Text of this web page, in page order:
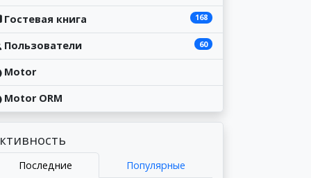
Гостевая книга 168
Пользователи 60
Motor
Motor ORM
Последние Популярные